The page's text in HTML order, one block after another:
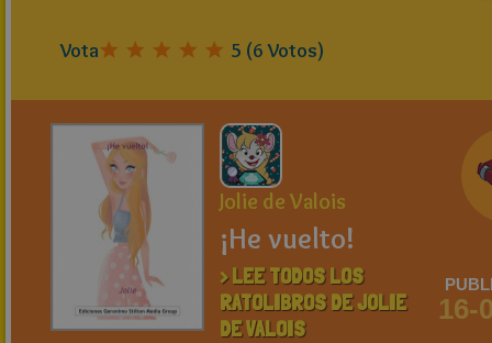
Vota 5 (6Votos)
Jolie de Valois
¡He vuelto!
> LEE TODOS LOS
RATOLIBROS DE JOLIE
DE VALOIS
16-